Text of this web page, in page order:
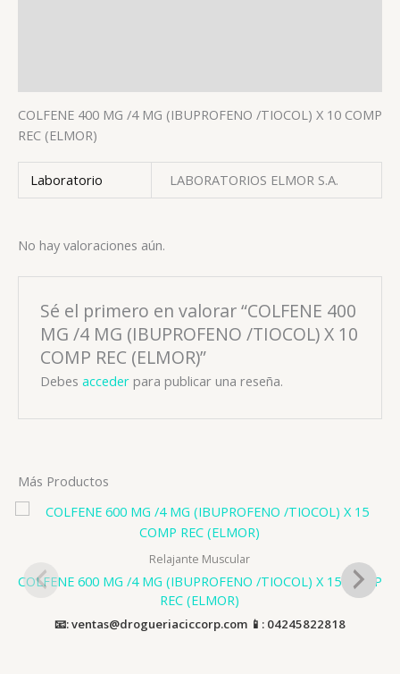
COLFENE 400 MG /4 MG (IBUPROFENO /TIOCOL) X 10 COMP
REC (ELMOR)
Laboratorio LABORATORIOS ELMOR S.A.
No hay valoraciones aún.
Sé el primero en valorar “COLFENE 400
MG /4 MG (IBUPROFENO /TIOCOL) X 10
COMP REC (ELMOR)”
Debesacceder para publicar una reseña.
Más Productos
Relajante Muscular
COLFENE 600 MG /4 MG (IBUPROFENO /TIOCOL) X 15 COMP
REC (ELMOR)
📧: ventas@drogueriaciccorp.com 📱: 04245822818